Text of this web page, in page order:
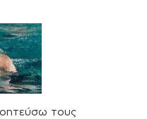
τους